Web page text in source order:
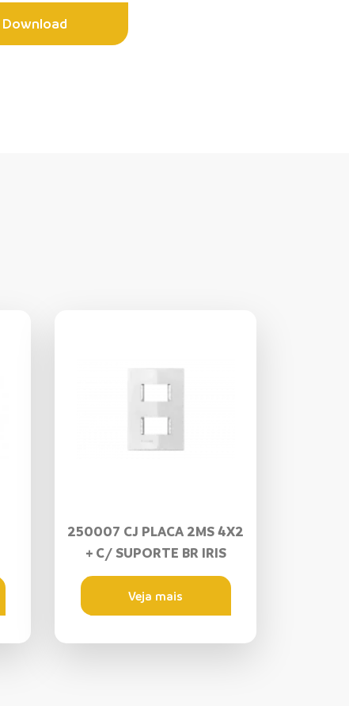
Download
250007 CJ PLACA 2MS 4X2
+ C/ SUPORTE BR IRIS
Veja mais